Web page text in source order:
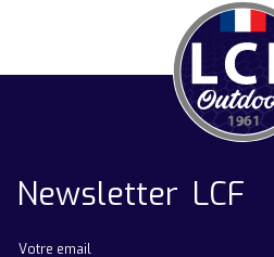
Newsletter LCF